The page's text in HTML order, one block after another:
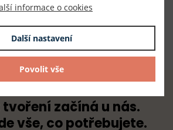
tvoření začíná u nás.
vše, co potřebujete.
informace o cookies
Další nastavení
Povolit vše